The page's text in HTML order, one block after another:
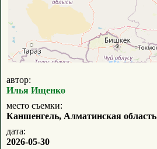
автор:
Илья Ищенко
место съемки:
Каншенгель, Алматинская область
дата:
2026-05-30